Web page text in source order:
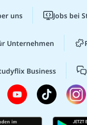
uns Jobs bei
Unternehmen
Business